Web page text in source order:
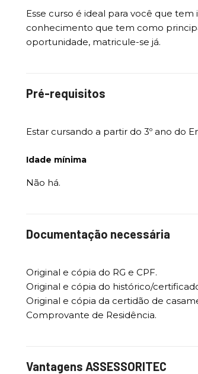
Esse curso é ideal para você que
conhecimento que tem como
oportunidade, matricule-se já.
Pré-requisitos
Estar cursando a partir do 3º ano do
Idade mínima
Não há.
Documentação necessária
Original e cópia do RG e CPF.
Original e cópia do histórico/
Original e cópia da certidão de
Comprovante de Residência.
Vantagens ASSESSORITEC